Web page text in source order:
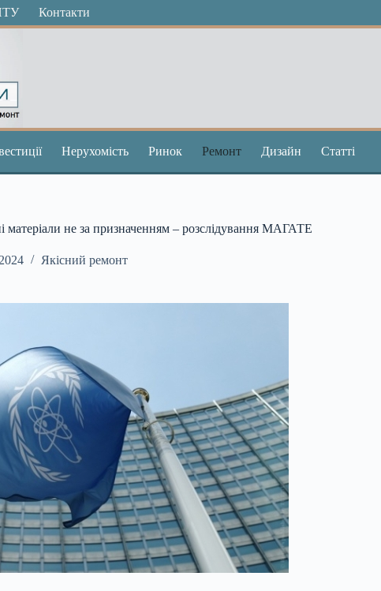
Контакти
Нерухомість Ринок Ремонт Дизайн Статті
матеріали не за призначенням – розслідування МАГАТЕ
Якісний ремонт